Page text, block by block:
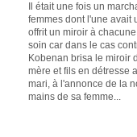
Il était une fois un
femmes dont l'une avait
offrit un miroir à
soin car dans le cas
Kobenan brisa le miroir
mère et fils en détresse
mari, à l'annonce de la
mains de sa femme...